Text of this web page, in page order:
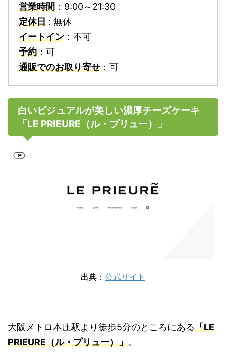
営業時間 ：9:00～21:30
定休日 : 無休
イートイン ：不可
予約 ：可
通販でのお取り寄せ ：可
白いビジュアルが美しい濃厚チーズケーキ
「LE PRIEURE（ル・プリュー）」
出典： 公式サイト
大阪メトロ本庄駅より徒歩5分のところにある「LE
PRIEURE（ル・プリュー）」。